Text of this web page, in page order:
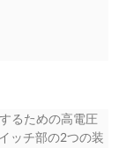
るための高電圧
ッチ部の2つの装